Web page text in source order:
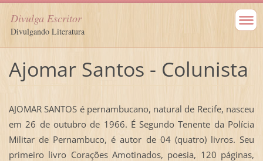
Divulga Escritor
Divulgando Literatura
Ajomar Santos - Colunista
AJOMAR SANTOS é pernambucano, natural de Recife, nasceu
em 26 de outubro de 1966. É Segundo Tenente da Polícia
Militar de Pernambuco, é autor de 04 (quatro) livros. Seu
primeiro livro Corações Amotinados, poesia, 120 páginas,